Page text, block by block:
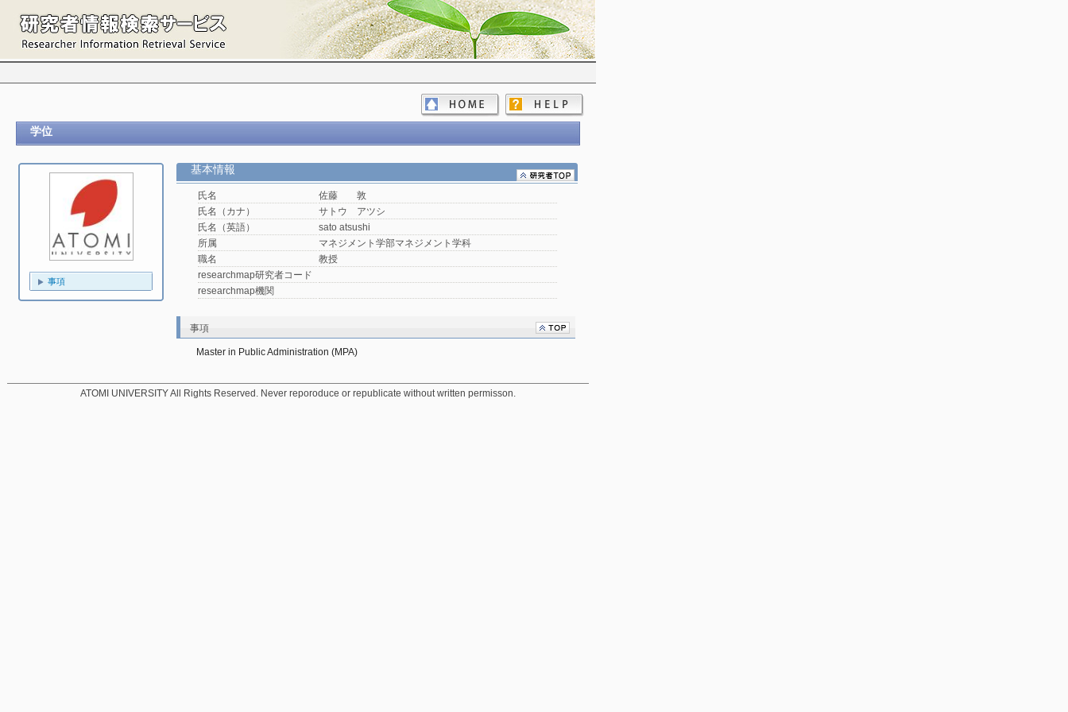
学位
事項
基本情報
氏名
佐藤 敦
氏名（カナ）
サトウ アツシ
氏名（英語）
sato atsushi
所属
マネジメント学部マネジメント学科
職名
教授
researchmap研究者コード
researchmap機関
事項
Master in Public Administration (MPA)